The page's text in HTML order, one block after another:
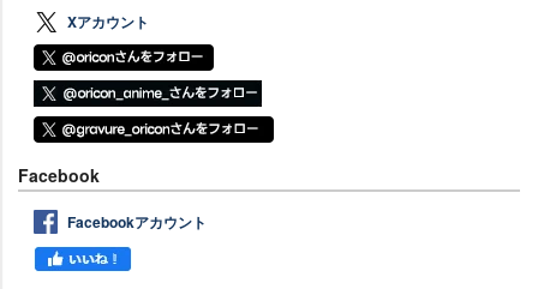
Xアカウント
Facebook
Facebookアカウント